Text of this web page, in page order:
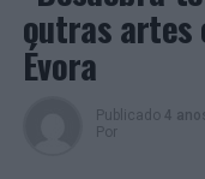
outras artes
Évora
Publicado 4
Por